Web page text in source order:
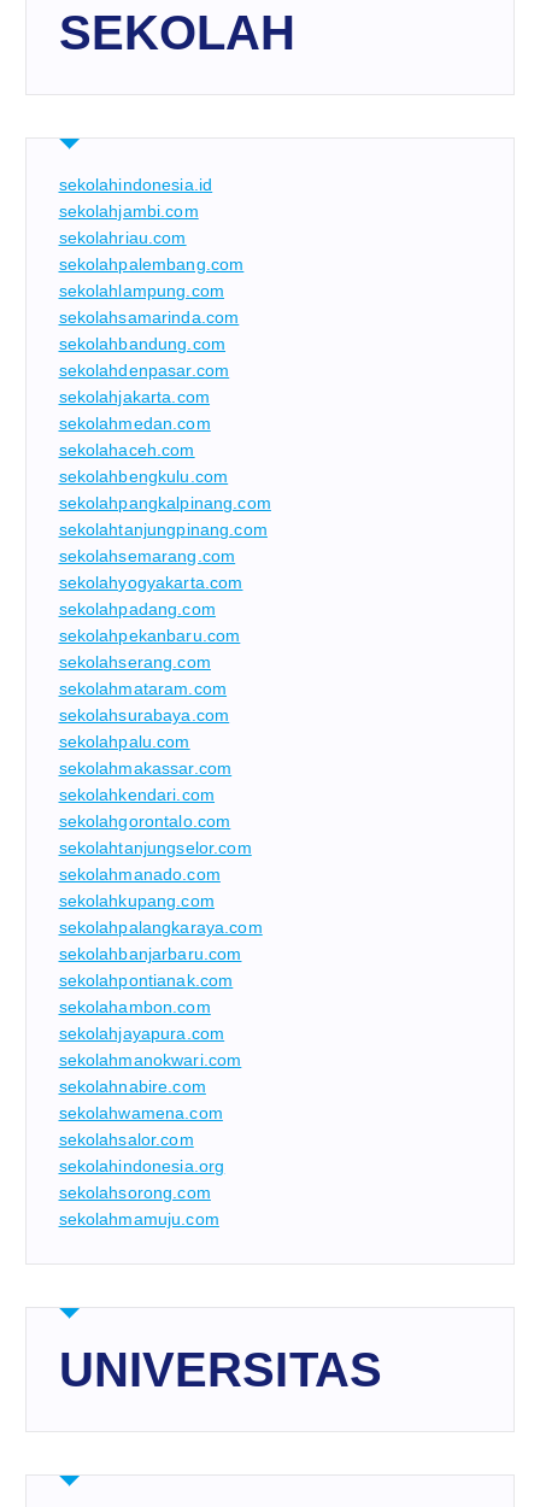
SEKOLAH
sekolahindonesia.id
sekolahjambi.com
sekolahriau.com
sekolahpalembang.com
sekolahlampung.com
sekolahsamarinda.com
sekolahbandung.com
sekolahdenpasar.com
sekolahjakarta.com
sekolahmedan.com
sekolahaceh.com
sekolahbengkulu.com
sekolahpangkalpinang.com
sekolahtanjungpinang.com
sekolahsemarang.com
sekolahyogyakarta.com
sekolahpadang.com
sekolahpekanbaru.com
sekolahserang.com
sekolahmataram.com
sekolahsurabaya.com
sekolahpalu.com
sekolahmakassar.com
sekolahkendari.com
sekolahgorontalo.com
sekolahtanjungselor.com
sekolahmanado.com
sekolahkupang.com
sekolahpalangkaraya.com
sekolahbanjarbaru.com
sekolahpontianak.com
sekolahambon.com
sekolahjayapura.com
sekolahmanokwari.com
sekolahnabire.com
sekolahwamena.com
sekolahsalor.com
sekolahindonesia.org
sekolahsorong.com
sekolahmamuju.com
UNIVERSITAS